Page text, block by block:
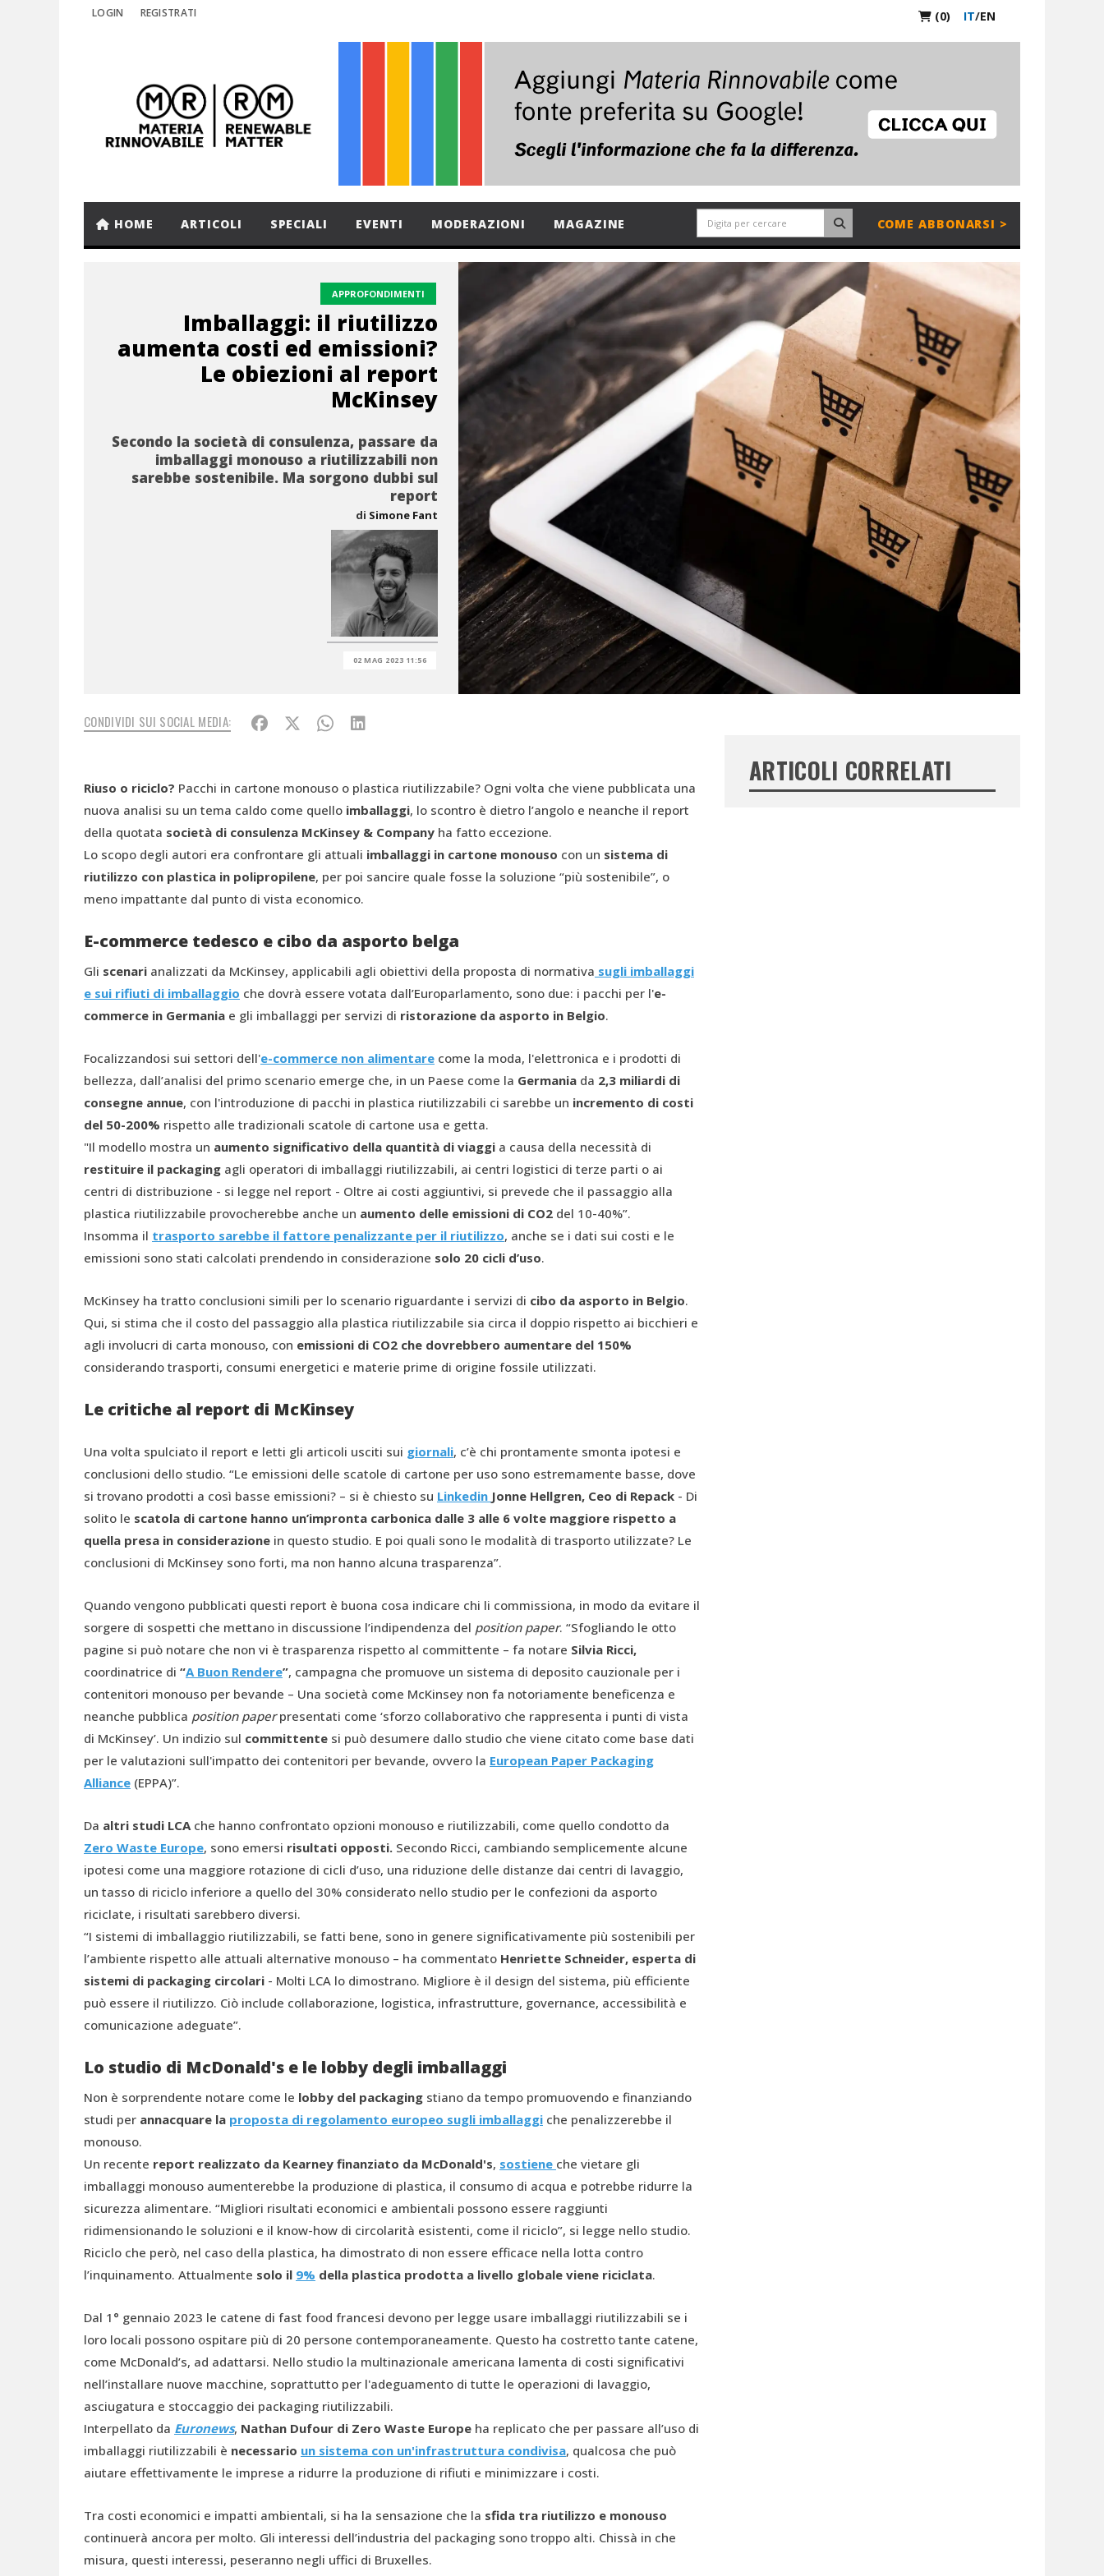
LOGIN REGISTRATI (0) IT/EN
HOME ARTICOLI SPECIALI EVENTI MODERAZIONI MAGAZINE COME ABBONARSI >
APPROFONDIMENTI
Imballaggi: il riutilizzo
aumenta costi ed emissioni?
Le obiezioni al report
McKinsey
Secondo la società di consulenza, passare da
imballaggi monouso a riutilizzabili non
sarebbe sostenibile. Ma sorgono dubbi sul
report
di Simone Fant
02 MAG 2023 11:56
CONDIVIDI SUI SOCIAL MEDIA:
Riuso o riciclo? Pacchi in cartone monouso o plastica riutilizzabile? Ogni volta che viene pubblicata una
nuova analisi su un tema caldo come quello imballaggi, lo scontro è dietro l’angolo e neanche il report
della quotata società di consulenza McKinsey & Company ha fatto eccezione.
Lo scopo degli autori era confrontare gli attuali imballaggi in cartone monouso con un sistema di
riutilizzo con plastica in polipropilene, per poi sancire quale fosse la soluzione “più sostenibile”, o
meno impattante dal punto di vista economico.
E-commerce tedesco e cibo da asporto belga
Gli scenari analizzati da McKinsey, applicabili agli obiettivi della proposta di normativa sugli imballaggi
e sui rifiuti di imballaggio che dovrà essere votata dall’Europarlamento, sono due: i pacchi per l'e-
commerce in Germania e gli imballaggi per servizi di ristorazione da asporto in Belgio.
Focalizzandosi sui settori dell'e-commerce non alimentare come la moda, l'elettronica e i prodotti di
bellezza, dall’analisi del primo scenario emerge che, in un Paese come la Germania da 2,3 miliardi di
consegne annue, con l'introduzione di pacchi in plastica riutilizzabili ci sarebbe un incremento di costi
del 50-200% rispetto alle tradizionali scatole di cartone usa e getta.
"Il modello mostra un aumento significativo della quantità di viaggi a causa della necessità di
restituire il packaging agli operatori di imballaggi riutilizzabili, ai centri logistici di terze parti o ai
centri di distribuzione - si legge nel report - Oltre ai costi aggiuntivi, si prevede che il passaggio alla
plastica riutilizzabile provocherebbe anche un aumento delle emissioni di CO2 del 10-40%”.
Insomma il trasporto sarebbe il fattore penalizzante per il riutilizzo, anche se i dati sui costi e le
emissioni sono stati calcolati prendendo in considerazione solo 20 cicli d’uso.
McKinsey ha tratto conclusioni simili per lo scenario riguardante i servizi di cibo da asporto in Belgio.
Qui, si stima che il costo del passaggio alla plastica riutilizzabile sia circa il doppio rispetto ai bicchieri e
agli involucri di carta monouso, con emissioni di CO2 che dovrebbero aumentare del 150%
considerando trasporti, consumi energetici e materie prime di origine fossile utilizzati.
Le critiche al report di McKinsey
Una volta spulciato il report e letti gli articoli usciti sui giornali, c’è chi prontamente smonta ipotesi e
conclusioni dello studio. “Le emissioni delle scatole di cartone per uso sono estremamente basse, dove
si trovano prodotti a così basse emissioni? – si è chiesto su Linkedin Jonne Hellgren, Ceo di Repack - Di
solito le scatola di cartone hanno un’impronta carbonica dalle 3 alle 6 volte maggiore rispetto a
quella presa in considerazione in questo studio. E poi quali sono le modalità di trasporto utilizzate? Le
conclusioni di McKinsey sono forti, ma non hanno alcuna trasparenza”.
Quando vengono pubblicati questi report è buona cosa indicare chi li commissiona, in modo da evitare il
sorgere di sospetti che mettano in discussione l’indipendenza del position paper. “Sfogliando le otto
pagine si può notare che non vi è trasparenza rispetto al committente – fa notare Silvia Ricci,
coordinatrice di “A Buon Rendere”, campagna che promuove un sistema di deposito cauzionale per i
contenitori monouso per bevande – Una società come McKinsey non fa notoriamente beneficenza e
neanche pubblica position paperpresentati come ‘sforzo collaborativo che rappresenta i punti di vista
di McKinsey’. Un indizio sul committente si può desumere dallo studio che viene citato come base dati
per le valutazioni sull'impatto dei contenitori per bevande, ovvero la European Paper Packaging
Alliance (EPPA)”.
Da altri studi LCAche hanno confrontato opzioni monouso e riutilizzabili, come quello condotto da
Zero Waste Europe, sono emersi risultati opposti. Secondo Ricci, cambiando semplicemente alcune
ipotesi come una maggiore rotazione di cicli d’uso, una riduzione delle distanze dai centri di lavaggio,
un tasso di riciclo inferiore a quello del 30% considerato nello studio per le confezioni da asporto
riciclate, i risultati sarebbero diversi.
“I sistemi di imballaggio riutilizzabili, se fatti bene, sono in genere significativamente più sostenibili per
l’ambiente rispetto alle attuali alternative monouso – ha commentato Henriette Schneider, esperta di
sistemi di packaging circolari - Molti LCA lo dimostrano. Migliore è il design del sistema, più efficiente
può essere il riutilizzo. Ciò include collaborazione, logistica, infrastrutture, governance, accessibilità e
comunicazione adeguate”.
Lo studio di McDonald's e le lobby degli imballaggi
Non è sorprendente notare come le lobby del packaging stiano da tempo promuovendo e finanziando
studi per annacquare la proposta di regolamento europeo sugli imballaggi che penalizzerebbe il
monouso.
Un recente report realizzato da Kearney finanziato da McDonald's, sostiene che vietare gli
imballaggi monouso aumenterebbe la produzione di plastica, il consumo di acqua e potrebbe ridurre la
sicurezza alimentare. “Migliori risultati economici e ambientali possono essere raggiunti
ridimensionando le soluzioni e il know-how di circolarità esistenti, come il riciclo”, si legge nello studio.
Riciclo che però, nel caso della plastica, ha dimostrato di non essere efficace nella lotta contro
l’inquinamento. Attualmente solo il 9% della plastica prodotta a livello globale viene riciclata.
Dal 1° gennaio 2023 le catene di fast food francesi devono per legge usare imballaggi riutilizzabili se i
loro locali possono ospitare più di 20 persone contemporaneamente. Questo ha costretto tante catene,
come McDonald’s, ad adattarsi. Nello studio la multinazionale americana lamenta di costi significativi
nell’installare nuove macchine, soprattutto per l'adeguamento di tutte le operazioni di lavaggio,
asciugatura e stoccaggio dei packaging riutilizzabili.
Interpellato da Euronews, Nathan Dufour di Zero Waste Europe ha replicato che per passare all’uso di
imballaggi riutilizzabili è necessario un sistema con un'infrastruttura condivisa, qualcosa che può
aiutare effettivamente le imprese a ridurre la produzione di rifiuti e minimizzare i costi.
Tra costi economici e impatti ambientali, si ha la sensazione che la sfida tra riutilizzo e monouso
continuerà ancora per molto. Gli interessi dell’industria del packaging sono troppo alti. Chissà in che
misura, questi interessi, peseranno negli uffici di Bruxelles.
ARTICOLI CORRELATI